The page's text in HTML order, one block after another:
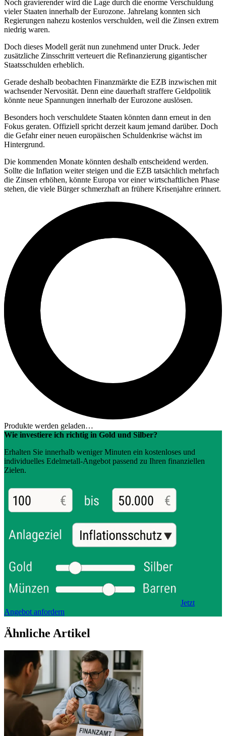
Noch gravierender wird die Lage durch die enorme Verschuldung
vieler Staaten innerhalb der Eurozone. Jahrelang konnten sich
Regierungen nahezu kostenlos verschulden, weil die Zinsen extrem
niedrig waren.
Doch dieses Modell gerät nun zunehmend unter Druck. Jeder
zusätzliche Zinsschritt verteuert die Refinanzierung gigantischer
Staatsschulden erheblich.
Gerade deshalb beobachten Finanzmärkte die EZB inzwischen mit
wachsender Nervosität. Denn eine dauerhaft straffere Geldpolitik
könnte neue Spannungen innerhalb der Eurozone auslösen.
Besonders hoch verschuldete Staaten könnten dann erneut in den
Fokus geraten. Offiziell spricht derzeit kaum jemand darüber. Doch
die Gefahr einer neuen europäischen Schuldenkrise wächst im
Hintergrund.
Die kommenden Monate könnten deshalb entscheidend werden.
Sollte die Inflation weiter steigen und die EZB tatsächlich mehrfach
die Zinsen erhöhen, könnte Europa vor einer wirtschaftlichen Phase
stehen, die viele Bürger schmerzhaft an frühere Krisenjahre erinnert.
Produkte werden geladen…
Wie investiere ich richtig in Gold und Silber?
Erhalten Sie innerhalb weniger Minuten ein kostenloses und
individuelles Edelmetall-Angebot passend zu Ihren finanziellen
Zielen.
Jetzt
Angebot anfordern
Ähnliche Artikel